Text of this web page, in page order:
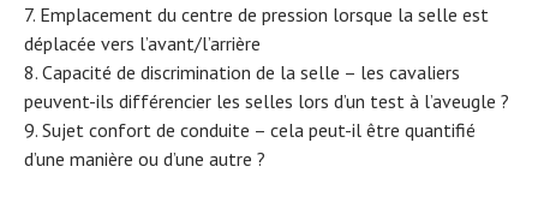
Emplacement du centre de pression lorsque la selle est
déplacée vers l’avant/l’arrière
Capacité de discrimination de la selle – les cavaliers
peuvent-ils différencier les selles lors d’un test à l’aveugle ?
Sujet confort de conduite – cela peut-il être quantifié
d’une manière ou d’une autre ?